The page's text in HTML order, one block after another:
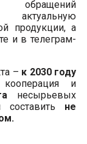
продукции, а
и в телеграм-
– к 2030 году
и
несырьевых
составить не